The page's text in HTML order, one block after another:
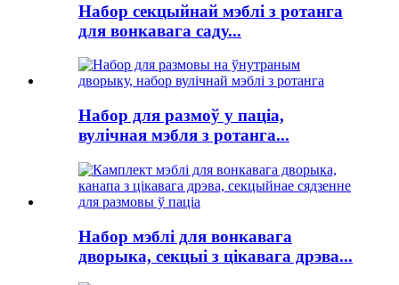
Набор секцыйнай мэблі з ротанга
для вонкавага саду...
Набор для размоў у паціа,
вулічная мэбля з ротанга...
Набор мэблі для вонкавага
дворыка, секцыі з цікавага дрэва...